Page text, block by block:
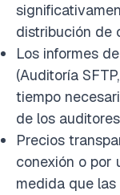
distribución de
Los informes
(Auditoría
tiempo
de los
Precios
conexión o por
medida que